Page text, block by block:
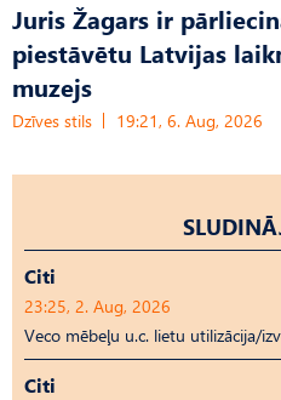
Juris Žagars ir
piestāvētu Latvijas
muzejs
Dzīves stils 19:21, 6. Aug, 2026
Citi
23:25, 2. Aug, 2026
Veco mēbeļu u.c. lietu utilizācija/
Citi